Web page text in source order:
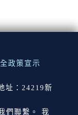
政策宣示
址：24219新
們聯繫。 我